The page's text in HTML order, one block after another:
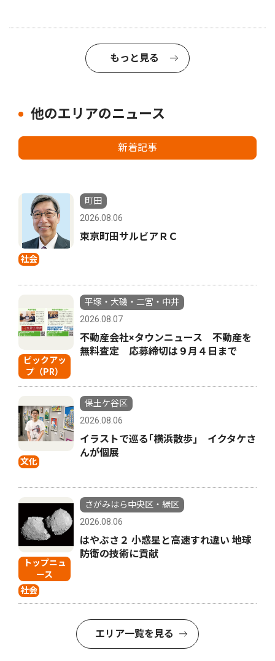
もっと見る
他のエリアのニュース
新着記事
社会
町田
2026.08.06
東京町田サルビアＲＣ
ピックアッ
プ（PR）
平塚・大磯・二宮・中井
2026.08.07
不動産会社×タウンニュース 不動産を
無料査定 応募締切は９月４日まで
文化
保土ケ谷区
2026.08.06
イラストで巡る｢横浜散歩｣ イクタケさ
んが個展
トップニュ
ース
社会
さがみはら中央区・緑区
2026.08.06
はやぶさ２ 小惑星と高速すれ違い 地球
防衛の技術に貢献
エリア一覧を見る